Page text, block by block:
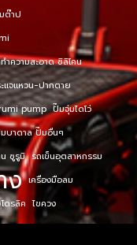
ต๊าป
ำความสะอาด ซิลิโคน
แจแหวน-ปากตาย
pump ปั๊มจุ่มไดโว่
บาดาล ปั๊มอื่นๆ
ซูรูมิ รถเข็นอุตสาหกรรม
ง เครื่องมือลม
ดรลิค ไขควง